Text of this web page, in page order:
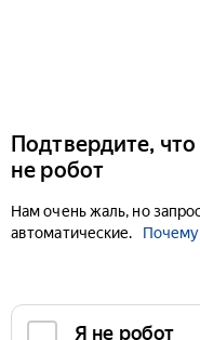
Подтвердите,
не робот
Нам очень жаль, но
автоматические.
Почему